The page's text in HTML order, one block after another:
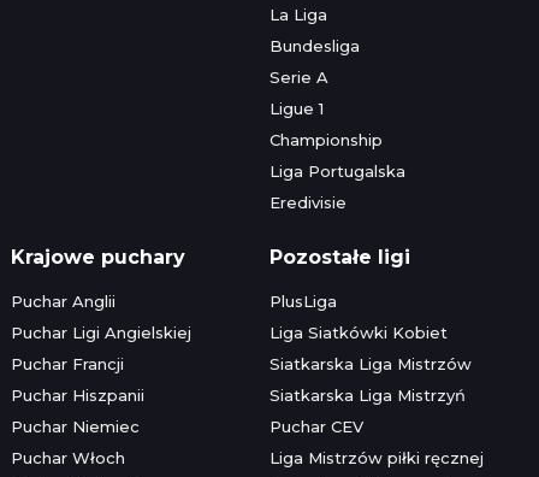
La Liga
Bundesliga
Serie A
Ligue 1
Championship
Liga Portugalska
Eredivisie
Krajowe puchary
Puchar Anglii
Puchar Ligi Angielskiej
Puchar Francji
Puchar Hiszpanii
Puchar Niemiec
Puchar Włoch
Pozostałe ligi
PlusLiga
Liga Siatkówki Kobiet
Siatkarska Liga Mistrzów
Siatkarska Liga Mistrzyń
Puchar CEV
Liga Mistrzów piłki ręcznej